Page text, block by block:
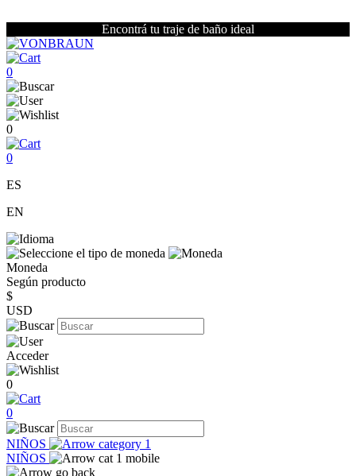
Encontrá tu traje de baño ideal
0
0
0
ES
EN
Moneda
Según producto
$
USD
Acceder
0
0
NIÑOS
NIÑOS